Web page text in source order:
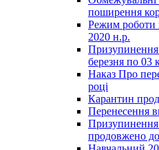
поширення
Режим роботи
2020 н.р.
Призупинення
березня по 03
Наказ Про
році
Карантин
Перенесення
Призупинення
продовжено